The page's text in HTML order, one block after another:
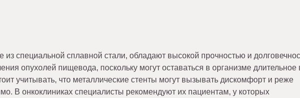
из специальной сплавной стали, обладают высокой прочностью и
опухолей пищевода, поскольку могут оставаться в организме длительное
учитывать, что металлические стенты могут вызывать дискомфорт и реже
В онкоклиниках специалисты рекомендуют их пациентам, у которых